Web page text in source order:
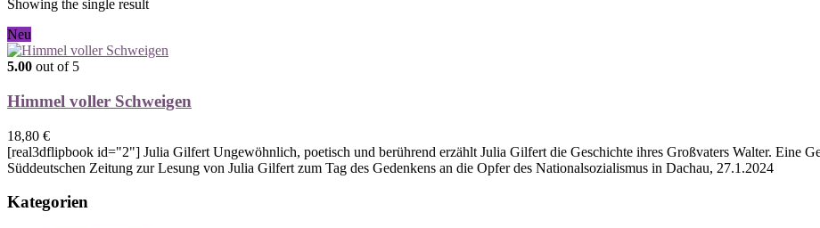
Showing the single result
Neu
5.00 out of 5
Himmel voller Schweigen
18,80 €
[real3dflipbook id="2"] Julia Gilfert Ungewöhnlich, poetisch und berührend erzählt Julia Gilfert die Geschichte ihres Großvaters Walter. Eine
Süddeutschen Zeitung zur Lesung von Julia Gilfert zum Tag des Gedenkens an die Opfer des Nationalsozialismus in Dachau, 27.1.2024
Kategorien